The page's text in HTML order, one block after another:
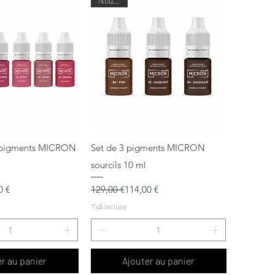
rapide MICRON
€
au panier
Aperçu rapide
Set de 3 pigments MICRON
sourcils 10 ml
Prix original
129,00 €
Prix promotionnel
114,00 €
TVA Incluse
Ajouter au panier